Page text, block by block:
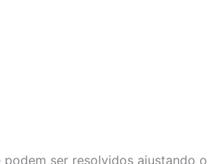
ser resolvidos ajustando o